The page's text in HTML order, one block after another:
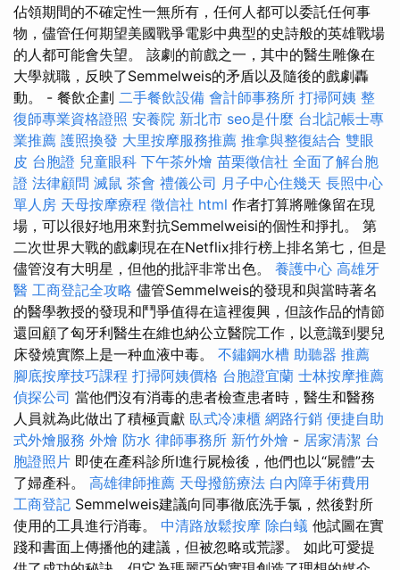
佔領期間的不確定性一無所有，任何人都可以委託任何事
物，儘管任何期望美國戰爭電影中典型的史詩般的英雄戰場
的人都可能會失望。 該劇的前戲之一，其中的醫生雕像在
大學就職，反映了Semmelweis的矛盾以及隨後的戲劇轟
動。 - 餐飲企劃 二手餐飲設備 會計師事務所 打掃阿姨 整
復師專業資格證照 安養院 新北市 seo是什麼 台北記帳士專
業推薦 護照換發 大里按摩服務推薦 推拿與整復結合 雙眼
皮 台胞證 兒童眼科 下午茶外燴 苗栗徵信社 全面了解台胞
證 法律顧問 滅鼠 茶會 禮儀公司 月子中心住幾天 長照中心
單人房 天母按摩療程 徵信社 html 作者打算將雕像留在現
場，可以很好地用來對抗Semmelweisi的個性和掙扎。 第
二次世界大戰的戲劇現在在Netflix排行榜上排名第七，但是
儘管沒有大明星，但他的批評非常出色。 養護中心 高雄牙
醫 工商登記全攻略 儘管Semmelweis的發現和與當時著名
的醫學教授的發現和鬥爭值得在這裡復興，但該作品的情節
還回顧了匈牙利醫生在維也納公立醫院工作，以意識到嬰兒
床發燒實際上是一种血液中毒。 不鏽鋼水槽 助聽器 推薦
腳底按摩技巧課程 打掃阿姨價格 台胞證宜蘭 士林按摩推薦
偵探公司 當他們沒有消毒的患者檢查患者時，醫生和醫務
人員就為此做出了積極貢獻 臥式冷凍櫃 網路行銷 便捷自助
式外燴服務 外燴 防水 律師事務所 新竹外燴 - 居家清潔 台
胞證照片 即使在產科診所I進行屍檢後，他們也以“屍體”去
了婦產科。 高雄律師推薦 天母撥筋療法 白內障手術費用
工商登記 Semmelweis建議向同事徹底洗手氯，然後對所
使用的工具進行消毒。 中清路放鬆按摩 除白蟻 他試圖在實
踐和書面上傳播他的建議，但被忽略或荒謬。 如此可愛提